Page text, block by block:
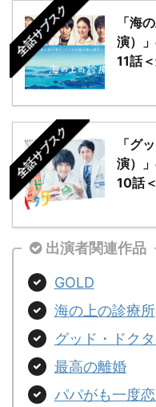
全話サブスク
「海
演）
11話
全話サブスク
「グ
演）
10話
出演者関連作品
GOLD
海の上の診療所
グッド・ドク
最高の離婚
パパがも一度